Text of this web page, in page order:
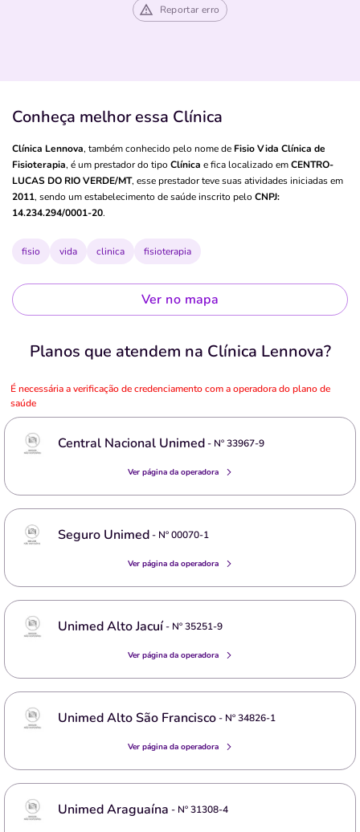
Reportar erro
Conheça melhor essa Clínica
Clínica Lennova, também conhecido pelo nome de Fisio Vida Clínica de
Fisioterapia, é um prestador do tipo Clínica e fica localizado emCENTRO-
LUCAS DO RIO VERDE/MT, esse prestador teve suas atividades iniciadas em
2011, sendo um estabelecimento de saúde inscrito pelo CNPJ:
14.234.294/0001-20.
fisio vida clinica fisioterapia
Ver no mapa
Planos que atendem na Clínica Lennova?
É necessária a verificação de credenciamento com a operadora do plano de
saúde
Central Nacional Unimed- Nº33967-9
Ver página da operadora
Seguro Unimed- Nº00070-1
Ver página da operadora
Unimed Alto Jacuí- Nº35251-9
Ver página da operadora
Unimed Alto São Francisco- Nº34826-1
Ver página da operadora
Unimed Araguaína - Nº31308-4